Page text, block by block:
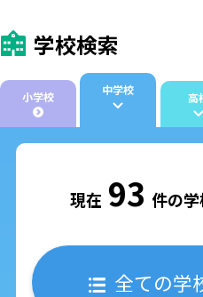
学校検索
小学校 中学校
高
現在 93 件の
全ての学